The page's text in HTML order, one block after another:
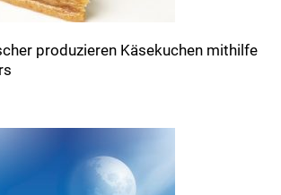
produzieren Käsekuchen mithilfe